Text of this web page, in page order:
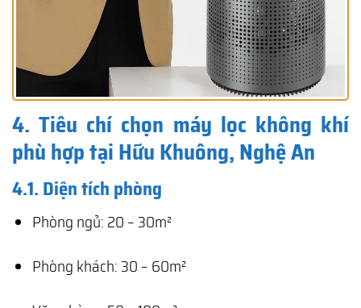
4. Tiêu chí chọn máy lọc không khí
phù hợp tại Hữu Khuông, Nghệ An
4.1. Diện tích phòng
Phòng ngủ: 20 – 30m²
Phòng khách: 30 – 60m²